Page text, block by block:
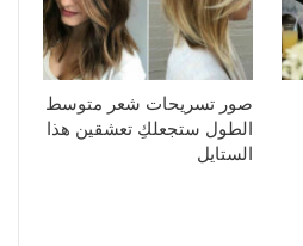
صور تسريحات شعر متوسط
الطول ستجعلكِ تعشقين هذا
الستايل